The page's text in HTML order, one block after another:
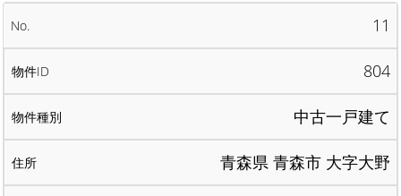
11
804
中古一戸建て
青森県 青森市 大字大野